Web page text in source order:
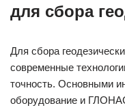
для сбора
Для сбора
современные
точность. Основными
оборудование и